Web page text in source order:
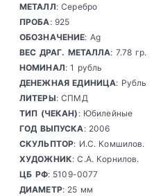
МЕТАЛЛ: Серебро
ПРОБА: 925
ОБОЗНАЧЕНИЕ: Ag
ВЕС ДРАГ. МЕТАЛЛА: 7.78 гр.
НОМИНАЛ: 1 рубль
ДЕНЕЖНАЯ ЕДИНИЦА: Рубль
ЛИТЕРЫ: СПМД
ТИП (ЧЕКАН) : Юбилейные
ГОД ВЫПУСКА: 2006
СКУЛЬПТОР: И.С. Комшилов.
ХУДОЖНИК: С.А. Корнилов.
ЦБ РФ: 5109-0077
ДИАМЕТР: 25 мм